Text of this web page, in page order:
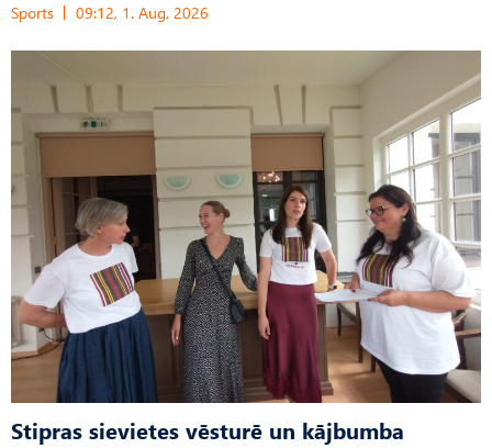
Sports 09:12, 1. Aug, 2026
Stipras sievietes vēsturē un kājbumba